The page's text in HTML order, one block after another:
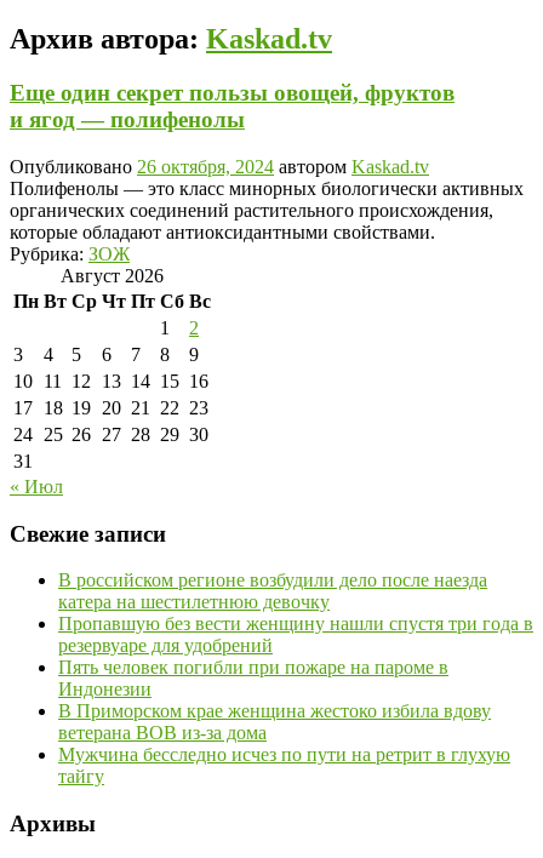
Архив автора: Kaskad.tv
Еще один секрет пользы овощей, фруктов
и ягод — полифенолы
Опубликовано 26 октября, 2024 автором Kaskad.tv
Полифенолы — это класс минорных биологически активных
органических соединений растительного происхождения,
которые обладают антиоксидантными свойствами.
Рубрика: ЗОЖ
Август 2026
Пн Вт Ср Чт Пт Сб Вс
1
2
3
4 5 6 7 8
9
10 11 12 13 14 15 16
17 18 19 20 21 22 23
24 25 26 27 28 29 30
31
« Июл
Свежие записи
В российском регионе возбудили дело после наезда
катера на шестилетнюю девочку
Пропавшую без вести женщину нашли спустя три года в
резервуаре для удобрений
Пять человек погибли при пожаре на пароме в
Индонезии
В Приморском крае женщина жестоко избила вдову
ветерана ВОВ из-за дома
Мужчина бесследно исчез по пути на ретрит в глухую
тайгу
Архивы